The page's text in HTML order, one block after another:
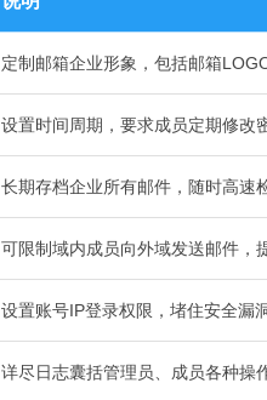
定制邮箱企业形象，包括邮箱
设置时间周期，要求成员定期修改
长期存档企业所有邮件，随时高速
可限制域内成员向外域发送邮件，
设置账号IP登录权限，堵住安全漏
详尽日志囊括管理员、成员各种操